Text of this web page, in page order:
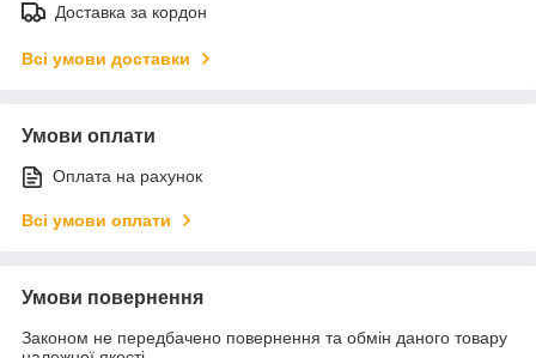
Доставка за кордон
Всі умови доставки
Умови оплати
Оплата на рахунок
Всі умови оплати
Умови повернення
Законом не передбачено повернення та обмін даного товару